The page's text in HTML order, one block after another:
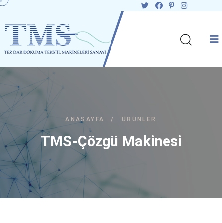
ANASAYFA / ÜRÜNLER
TMS-Çözgü Makinesi